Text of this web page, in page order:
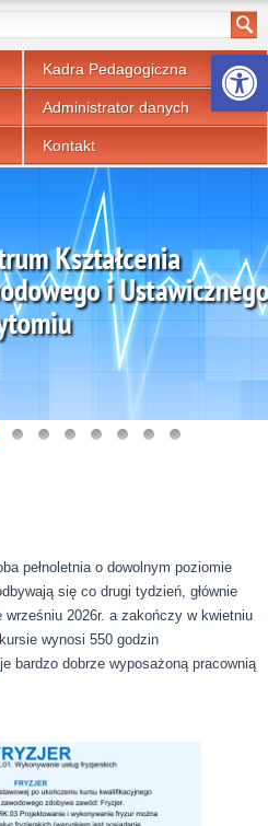
Otwórz
Kadra Pedagogiczna
Administrator danych
Kontakt
pełnoletnia o dowolnym poziomie
się co drugi tydzień, głównie
2026r. a zakończy w kwietniu
wynosi 550 godzin
bardzo dobrze wyposażoną pracownią